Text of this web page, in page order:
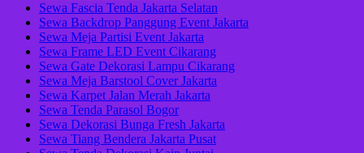
Sewa Fascia Tenda Jakarta Selatan
Sewa Backdrop Panggung Event Jakarta
Sewa Meja Partisi Event Jakarta
Sewa Frame LED Event Cikarang
Sewa Gate Dekorasi Lampu Cikarang
Sewa Meja Barstool Cover Jakarta
Sewa Karpet Jalan Merah Jakarta
Sewa Tenda Parasol Bogor
Sewa Dekorasi Bunga Fresh Jakarta
Sewa Tiang Bendera Jakarta Pusat